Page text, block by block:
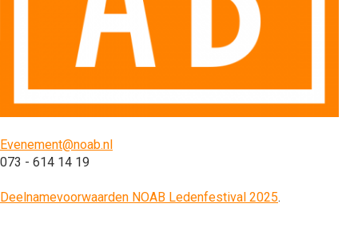
Evenement@noab.nl
073 - 614 14 19
Deelnamevoorwaarden NOAB Ledenfestival 2025.